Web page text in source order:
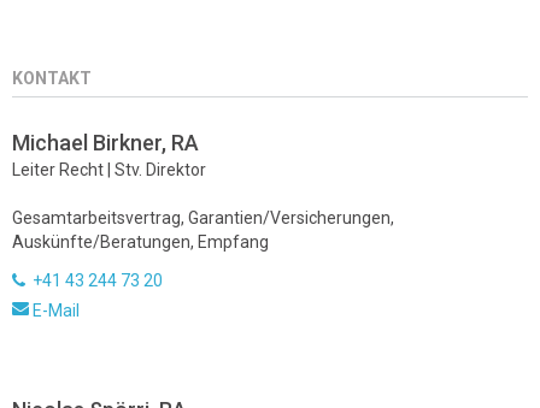
KONTAKT
Michael Birkner, RA
Leiter Recht | Stv. Direktor
Gesamtarbeitsvertrag, Garantien/Versicherungen,
Auskünfte/Beratungen, Empfang
+41 43 244 73 20
E-Mail